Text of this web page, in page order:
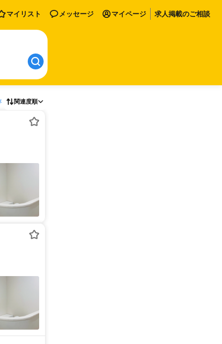
マイリスト メッセージ マイページ 求人掲載のご相談
関連度順